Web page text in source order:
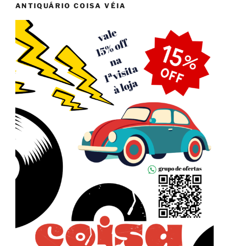
ANTIQUÁRIO COISA VÉIA